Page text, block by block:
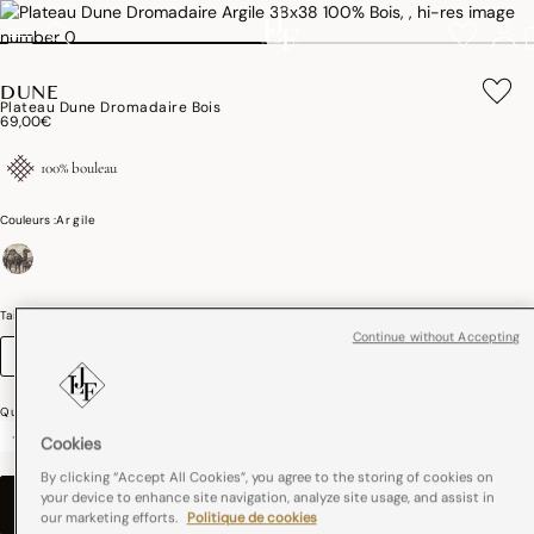
DUNE
Plateau Dune Dromadaire Bois
69,00€
100% bouleau
Couleurs :Argile
Taille (cm) Guide des tailles
Quantité
-
AJOUTER AU PANIER–69,00€
Cookies
By clicking “Accept All Cookies”, you agree to the storing of cookies on
your device to enhance site navigation, analyze site usage, and assist in
our marketing efforts. Politique de cookies
Continue without Accepting